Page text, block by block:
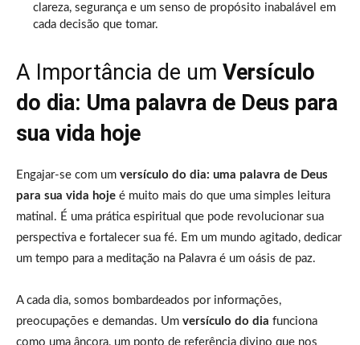
clareza, segurança e um senso de propósito inabalável em
cada decisão que tomar.
A Importância de um Versículo
do dia: Uma palavra de Deus para
sua vida hoje
Engajar-se com um versículo do dia: uma palavra de Deus
para sua vida hoje é muito mais do que uma simples leitura
matinal. É uma prática espiritual que pode revolucionar sua
perspectiva e fortalecer sua fé. Em um mundo agitado, dedicar
um tempo para a meditação na Palavra é um oásis de paz.
A cada dia, somos bombardeados por informações,
preocupações e demandas. Um versículo do dia funciona
como uma âncora, um ponto de referência divino que nos